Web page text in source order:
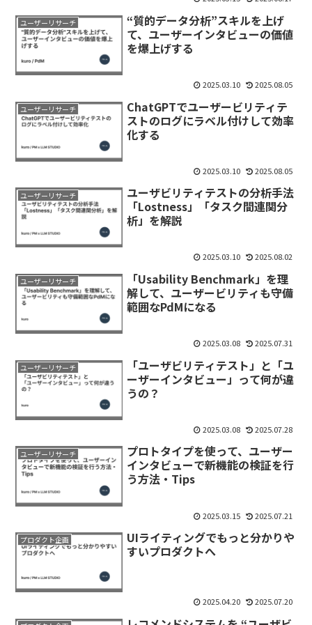
ユーザーリサーチ
“質的データ分析”スキルを上げ
て、ユーザーインタビューの価値
を爆上げする
2025.03.10 2025.08.05
ユーザーリサーチ
ChatGPTでユーザービリティテ
ストのログにラベル付けして効率
化する
2025.03.10 2025.08.05
ユーザーリサーチ
ユーザビリティテストの分析手法
「Lostness」「タスク間連関分
析」を解説
2025.03.10 2025.08.02
ユーザーリサーチ
「Usability Benchmark」を理
解して、ユーザービリティも守備
範囲なPdMになる
2025.03.08 2025.07.31
ユーザーリサーチ
「ユーザビリティテスト」と「ユ
ーザーインタビュー」って何が違
うの？
2025.03.08 2025.07.28
ユーザーリサーチ
プロトタイプを使って、ユーザー
インタビューで新機能の検証を行
う方法・Tips
2025.03.15 2025.07.21
プロダクト企画
UIライティングでもっと分かりや
すいプロダクトへ
2025.04.20 2025.07.20